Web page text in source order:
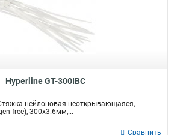
Hyperline GT-300IBC
нейлоновая неоткрывающаяся,
free), 300x3.6мм,...
Сравнить